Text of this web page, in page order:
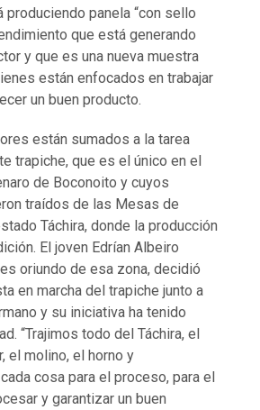
produciendo panela “con sello
que está generando
y que es una nueva muestra
están enfocados en trabajar
un buen producto.
están sumados a la tarea
trapiche, que es el único en el
de Boconoito y cuyos
traídos de las Mesas de
Táchira, donde la producción
El joven Edrían Albeiro
oriundo de esa zona, decidió
en marcha del trapiche junto a
y su iniciativa ha tenido
“Trajimos todo del Táchira, el
el molino, el horno y
cosa para el proceso, para el
y garantizar un buen